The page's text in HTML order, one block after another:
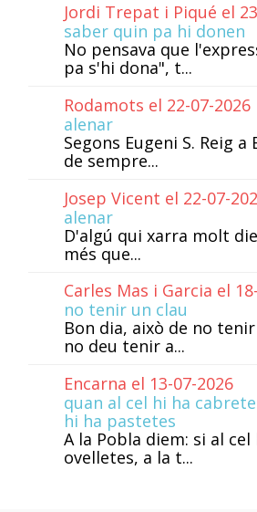
Jordi Trepat i Piqué el
saber quin pa hi donen
No pensava que
pa s'hi dona", t...
Rodamots el 22-07-2026
alenar
Segons Eugeni S. Reig a
de sempre...
Josep Vicent el 22-07-
alenar
D'algú qui xarra molt
més que...
Carles Mas i Garcia el
no tenir un clau
Bon dia, això de no
no deu tenir a...
Encarna el 13-07-2026
quan al cel hi ha
hi ha pastetes
A la Pobla diem: si al cel
ovelletes, a la t...